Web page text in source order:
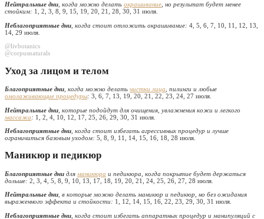
Нейтральные дни, когда можно делать окрашивание, но результат будет менее
стойким: 1, 2, 3, 8, 9, 15, 19, 20, 21, 28, 30, 31 июля.
Неблагоприятные дни , когда стоит отложить окрашивание: 4, 5, 6, 7, 10, 11, 12, 13,
14, 29 июля.
@livbotanics
@corpusnaturals
Уход за лицом и телом
Благоприятные дни , когда можно делать чистки лица , пилинги и любые
омолаживающие процедуры: 3, 6, 7, 13, 19, 20, 21, 22, 23, 24, 27 июля.
Нейтральные дни , которые подойдут для очищения, увлажнения кожи и легкого
массажа: 1, 2, 4, 10, 12, 17, 25, 26, 29, 30, 31 июля.
Неблагоприятные дни , когда стоит избегать агрессивных процедур и лучше
ограничиться базовым уходом: 5, 8, 9, 11, 14, 15, 16, 18, 28 июля.
Маникюр и педикюр
Благоприятные дни для маникюра и педикюра, когда покрытие будет держаться
дольше: 2, 3, 4, 5, 8, 9, 10, 13, 17, 18, 19, 20, 21, 24, 25, 26, 27, 28 июля.
Нейтральные дни , в которые можно делать маникюр и педикюр, но без ожидания
выраженного эффекта и стойкости: 1, 12, 14, 15, 16, 22, 23, 29, 30, 31 июля.
Неблагоприятные дни , когда стоит избегать аппаратных процедур и манипуляций с